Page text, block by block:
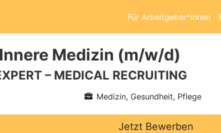
Für Arbeitgeber*innen
Medizin (m/w/d)
– MEDICAL RECRUITING
Medizin, Gesundheit, Pflege
Jetzt Bewerben